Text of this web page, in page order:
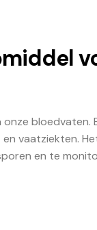
bloedvaten.
vaatziekten.
en te